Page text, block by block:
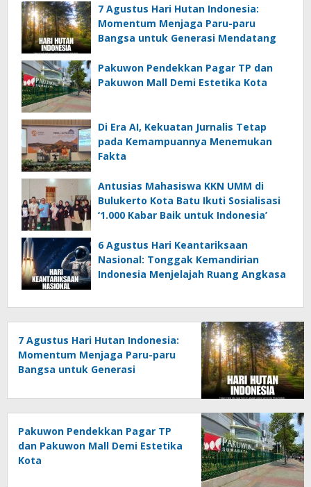
7 Agustus Hari Hutan Indonesia:
Momentum Menjaga Paru-paru
Bangsa untuk Generasi Mendatang
Pakuwon Pendekkan Pagar TP dan
Pakuwon Mall Demi Estetika Kota
Di Era AI, Kekuatan Jurnalis Tetap
pada Kemampuannya Menemukan
Fakta
Antusias Mahasiswa KKN UMM di
Bulukerto Kota Batu Ikuti Sosialisasi
‘1.000 Kabar Baik untuk Indonesia’
6 Agustus Hari Keantariksaan
Nasional: Tonggak Kemandirian
Indonesia Menjelajah Ruang Angkasa
7 Agustus Hari Hutan Indonesia:
Momentum Menjaga Paru-paru
Bangsa untuk Generasi
Pakuwon Pendekkan Pagar TP
dan Pakuwon Mall Demi Estetika
Kota